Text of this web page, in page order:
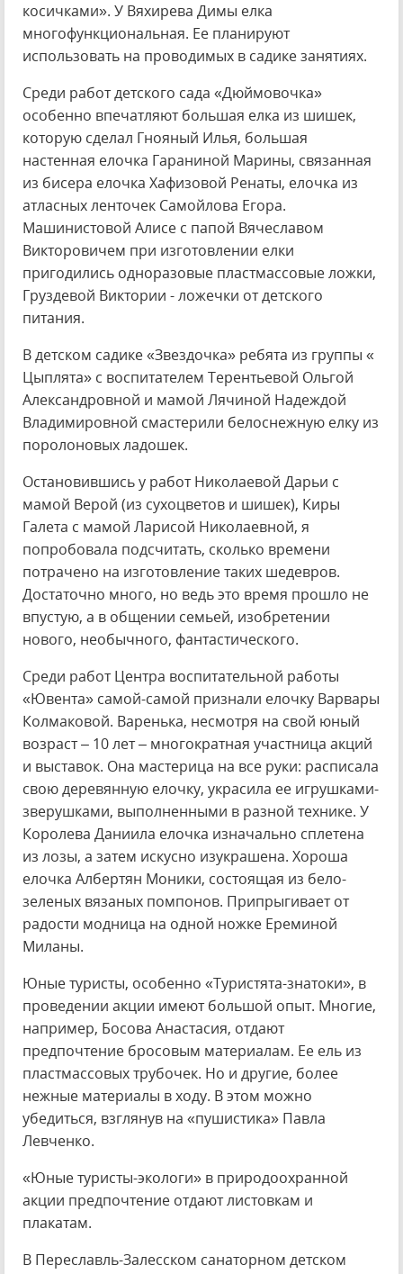
косичками». У Вяхирева Димы елка
многофункциональная. Ее планируют
использовать на проводимых в садике занятиях.
Среди работ детского сада «Дюймовочка»
особенно впечатляют большая елка из шишек,
которую сделал Гнояный Илья, большая
настенная елочка Гараниной Марины, связанная
из бисера елочка Хафизовой Ренаты, елочка из
атласных ленточек Самойлова Егора.
Машинистовой Алисе с папой Вячеславом
Викторовичем при изготовлении елки
пригодились одноразовые пластмассовые ложки,
Груздевой Виктории - ложечки от детского
питания.
В детском садике «Звездочка» ребята из группы «
Цыплята» с воспитателем Терентьевой Ольгой
Александровной и мамой Лячиной Надеждой
Владимировной смастерили белоснежную елку из
поролоновых ладошек.
Остановившись у работ Николаевой Дарьи с
мамой Верой (из сухоцветов и шишек), Киры
Галета с мамой Ларисой Николаевной, я
попробовала подсчитать, сколько времени
потрачено на изготовление таких шедевров.
Достаточно много, но ведь это время прошло не
впустую, а в общении семьей, изобретении
нового, необычного, фантастического.
Среди работ Центра воспитательной работы
«Ювента» самой-самой признали елочку Варвары
Колмаковой. Варенька, несмотря на свой юный
возраст – 10 лет – многократная участница акций
и выставок. Она мастерица на все руки: расписала
свою деревянную елочку, украсила ее игрушками-
зверушками, выполненными в разной технике. У
Королева Даниила елочка изначально сплетена
из лозы, а затем искусно изукрашена. Хороша
елочка Албертян Моники, состоящая из бело-
зеленых вязаных помпонов. Припрыгивает от
радости модница на одной ножке Ереминой
Миланы.
Юные туристы, особенно «Туристята-знатоки», в
проведении акции имеют большой опыт. Многие,
например, Босова Анастасия, отдают
предпочтение бросовым материалам. Ее ель из
пластмассовых трубочек. Но и другие, более
нежные материалы в ходу. В этом можно
убедиться, взглянув на «пушистика» Павла
Левченко.
«Юные туристы-экологи» в природоохранной
акции предпочтение отдают листовкам и
плакатам.
В Переславль-Залесском санаторном детском